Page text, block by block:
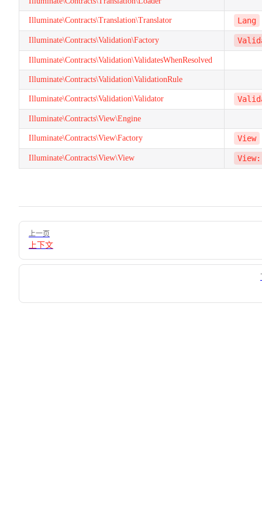
Illuminate\Contracts\Translation\Translator Lang
Illuminate\Contracts\Validation\Factory
Illuminate\Contracts\Validation\ValidatesWhenResolved
Illuminate\Contracts\Validation\ValidationRule
Illuminate\Contracts\Validation\Validator
Illuminate\Contracts\View\Engine
Illuminate\Contracts\View\Factory View
Illuminate\Contracts\View\View
Pager
上一页
上下文